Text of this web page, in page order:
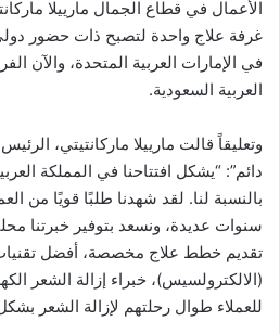
الأعمال في قطاع الجمال مارييلا
غرفة علاج واحدة لتصبح ذات حضور
في الإمارات العربية المتحدة، والآن
العربية السعودية.
وتعليقاً قالت مارييلا ماركانتيتي،
دائم”: “يشكل افتتاحنا في المملكة
بالنسبة لنا. لقد شهدنا طلبًا قويًا من
سنوات عديدة، ونسعد بتوفير خبرتنا
تقديم خطط علاج مخصصة، أفضل تقنيات
(الالكترولسيس)، خبراء إزالة الشعر
للعملاء طوال رحلتهم لإزالة الشعر